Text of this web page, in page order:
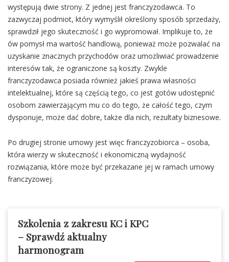
występują dwie strony. Z jednej jest franczyzodawca. To
zazwyczaj podmiot, który wymyślił określony sposób sprzedaży,
sprawdził jego skuteczność i go wypromował. Implikuje to, że
ów pomysł ma wartość handlową, ponieważ może pozwalać na
uzyskanie znacznych przychodów oraz umożliwiać prowadzenie
interesów tak, że ograniczone są koszty. Zwykle
franczyzodawca posiada również jakieś prawa własności
intelektualnej, które są częścią tego, co jest gotów udostępnić
osobom zawierzającym mu co do tego, że całość tego, czym
dysponuje, może dać dobre, także dla nich, rezultaty biznesowe.
Po drugiej stronie umowy jest więc franczyzobiorca – osoba,
która wierzy w skuteczność i ekonomiczną wydajność
rozwiązania, które może być przekazane jej w ramach umowy
franczyzowej.
Szkolenia z zakresu KC i KPC
– Sprawdź aktualny
harmonogram